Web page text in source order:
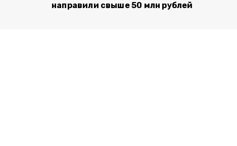
направили свыше 50 млн рублей